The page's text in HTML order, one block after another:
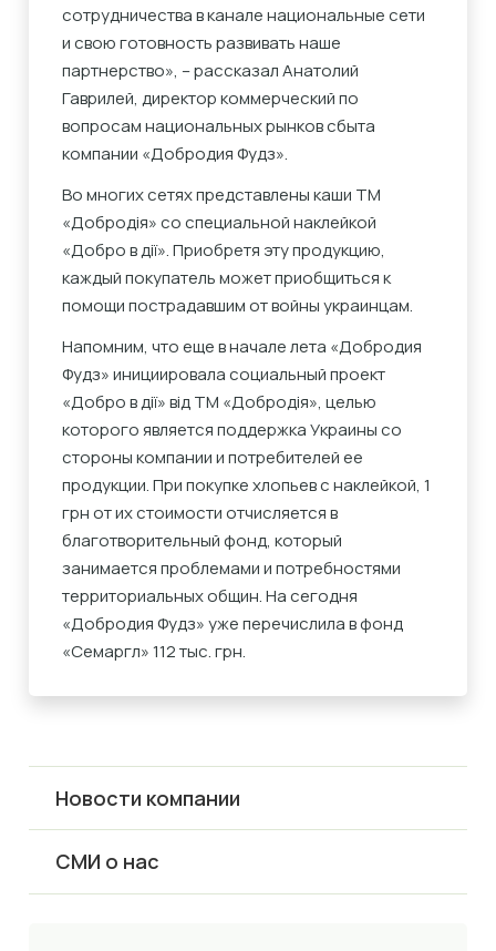
сотрудничества в канале национальные сети
и свою готовность развивать наше
партнерство», – рассказал Анатолий
Гаврилей, директор коммерческий по
вопросам национальных рынков сбыта
компании «Добродия Фудз».
Во многих сетях представлены каши ТМ
«Добродія» со специальной наклейкой
«Добро в дії». Приобретя эту продукцию,
каждый покупатель может приобщиться к
помощи пострадавшим от войны украинцам.
Напомним, что еще в начале лета «Добродия
Фудз» инициировала социальный проект
«Добро в дії» від ТМ «Добродія», целью
которого является поддержка Украины со
стороны компании и потребителей ее
продукции. При покупке хлопьев с наклейкой, 1
грн от их стоимости отчисляется в
благотворительный фонд, который
занимается проблемами и потребностями
территориальных общин. На сегодня
«Добродия Фудз» уже перечислила в фонд
«Семаргл» 112 тыс. грн.
Новости компании
СМИ о нас